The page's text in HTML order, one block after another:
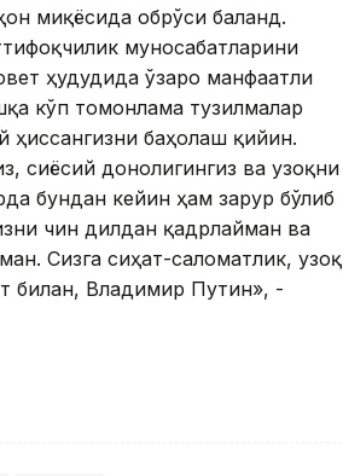
миқёсида обрўси баланд.
муносабатларини
ҳудудида ўзаро манфаатли
кўп томонлама тузилмалар
ҳиссангизни баҳолаш қийин.
сиёсий донолигингиз ва узоқни
бундан кейин ҳам зарур бўлиб
чин дилдан қадрлайман ва
Сизга сиҳат-саломатлик, узоқ
билан, Владимир Путин», -